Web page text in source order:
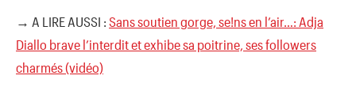
→ A LIRE AUSSI : Sans soutien gorge, se!ns en l’air…: Adja
Diallo brave l’interdit et exhibe sa poitrine, ses followers
charmés (vidéo)